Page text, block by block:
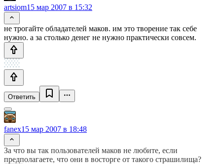
artsiom15 мар 2007 в 15:32
не трогайте обладателей маков. им это творение так себе
нужно. а за столько денег не нужно практически совсем.
Ответить
fanex15 мар 2007 в 18:48
За что вы так пользователей маков не любите, если
предполагаете, что они в восторге от такого страшилища?